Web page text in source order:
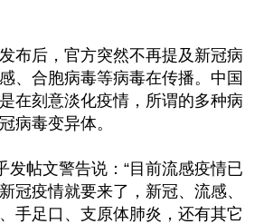
布后，官方突然不再提及新冠病
、合胞病毒等病毒在传播。中国
在刻意淡化疫情，所谓的多种病
病毒变异体。
发帖文警告说：“目前流感疫情已
冠疫情就要来了，新冠、流感、
手足口、支原体肺炎，还有其它